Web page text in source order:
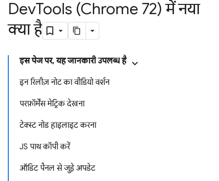
DevTools (Chrome 72) में नया
क्या है
इस पेज पर, यह जानकारी उपलब्ध है
इन रिलीज़ नोट का वीडियो वर्शन
परफ़ॉर्मेंस मेट्रिक देखना
टेक्स्ट नोड हाइलाइट करना
JS पाथ कॉपी करें
ऑडिट पैनल से जुड़े अपडेट